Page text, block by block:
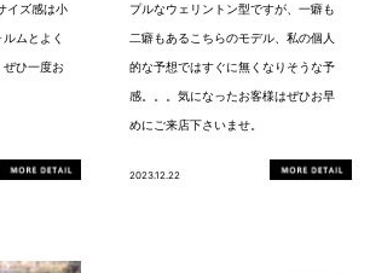
イズ感は小
ムとよく
ぜひ一度お
プルなウェリントン型ですが、一癖も
二癖もあるこちらのモデル、私の個人
的な予想ではすぐに無くなりそうな予
感。。。気になったお客様はぜひお早
めにご来店下さいませ。
2023.12.22